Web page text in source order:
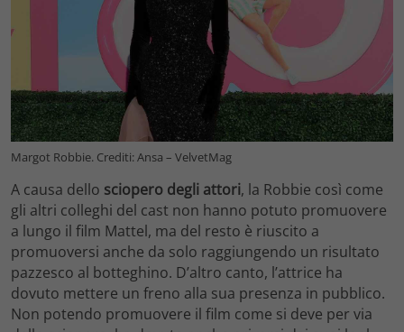
Margot Robbie. Crediti: Ansa – VelvetMag
A causa dello sciopero degli attori, la Robbie così come
gli altri colleghi del cast non hanno potuto promuovere
a lungo il film Mattel, ma del resto è riuscito a
promuoversi anche da solo raggiungendo un risultato
pazzesco al botteghino. D’altro canto, l’attrice ha
dovuto mettere un freno alla sua presenza in pubblico.
Non potendo promuovere il film come si deve per via